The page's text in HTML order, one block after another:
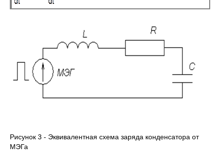
Рисунок 3 - Эквивалентная схема заряда конденсатора от
МЭГа